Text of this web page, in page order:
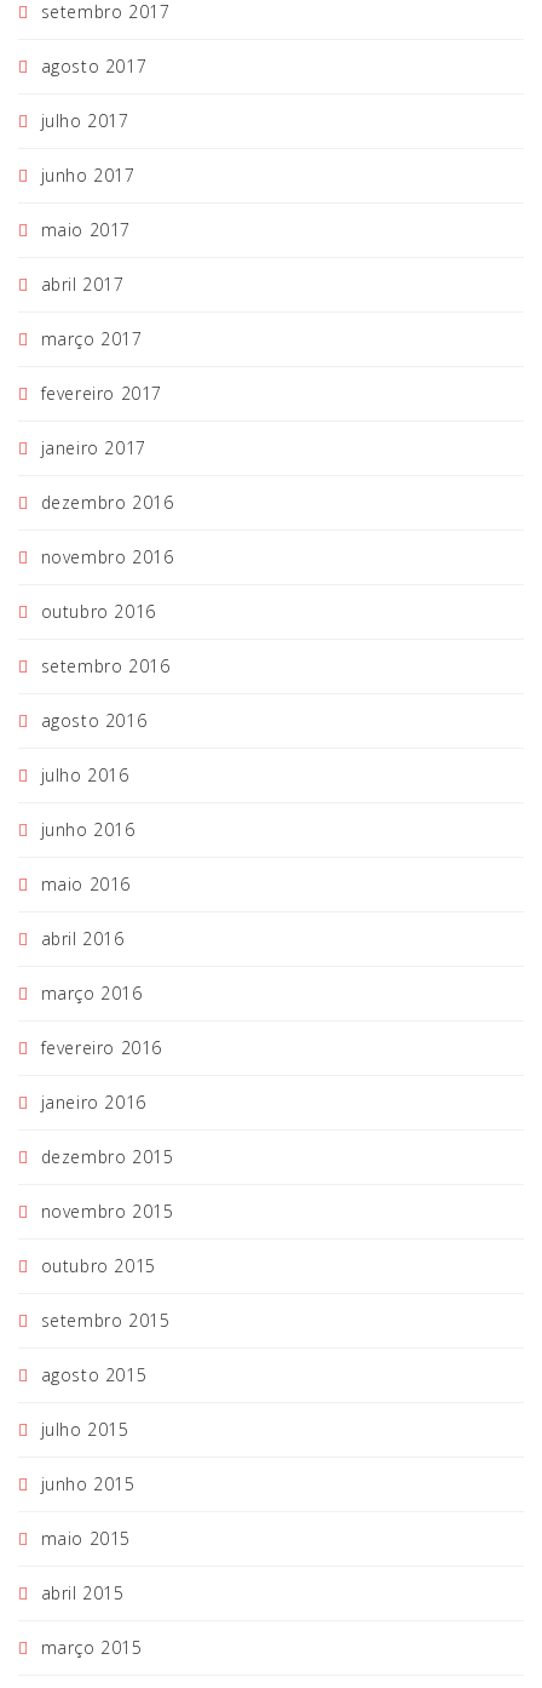
setembro 2017
agosto 2017
julho 2017
junho 2017
maio 2017
abril 2017
março 2017
fevereiro 2017
janeiro 2017
dezembro 2016
novembro 2016
outubro 2016
setembro 2016
agosto 2016
julho 2016
junho 2016
maio 2016
abril 2016
março 2016
fevereiro 2016
janeiro 2016
dezembro 2015
novembro 2015
outubro 2015
setembro 2015
agosto 2015
julho 2015
junho 2015
maio 2015
abril 2015
março 2015